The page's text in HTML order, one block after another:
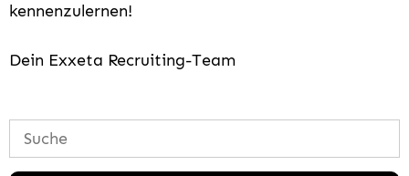
kennenzulernen!
Dein Exxeta Recruiting-Team